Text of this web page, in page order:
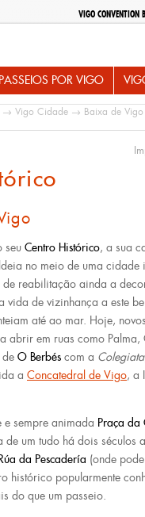
VIGO CONVENTION
PASSEIOS POR VIGO
→ Vigo Cidade → Baixa de Vigo
seu Centro Histórico, a sua
no meio de uma cidade
de reabilitação ainda a
vida de vizinhança a este
até ao mar. Hoje, novos
abrir em ruas como
O Berbés com a Colegiata
a Concatedral de Vigo, a
e sempre animada Praça da
um tudo há dois séculos
da Pescadería (onde
histórico popularmente
do que um passeio.